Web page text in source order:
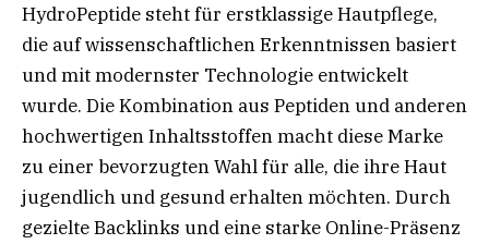
HydroPeptide steht für erstklassige Hautpflege,
die auf wissenschaftlichen Erkenntnissen basiert
und mit modernster Technologie entwickelt
wurde. Die Kombination aus Peptiden und anderen
hochwertigen Inhaltsstoffen macht diese Marke
zu einer bevorzugten Wahl für alle, die ihre Haut
jugendlich und gesund erhalten möchten. Durch
gezielte Backlinks und eine starke Online-Präsenz